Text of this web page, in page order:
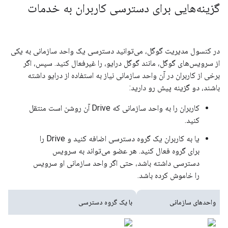
گزینه‌هایی برای دسترسی کاربران به خدمات
در کنسول مدیریت گوگل، می‌توانید دسترسی یک واحد سازمانی به یکی
از سرویس‌های گوگل، مانند گوگل درایو، را غیرفعال کنید. سپس، اگر
برخی از کاربران در آن واحد سازمانی نیاز به استفاده از درایو داشته
باشند، دو گزینه پیش رو دارید:
کاربران را به واحد سازمانی که Drive آن روشن است منتقل
کنید.
یا به کاربران یک گروه دسترسی اضافه کنید و Drive را
برای گروه فعال کنید. هر عضو می‌تواند به سرویس
دسترسی داشته باشد، حتی اگر واحد سازمانی او سرویس
را خاموش کرده باشد.
واحدهای سازمانی با یک گروه دسترسی